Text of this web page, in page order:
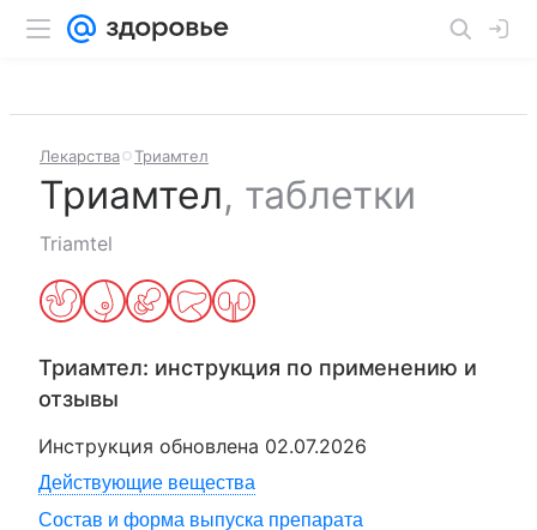
Лекарства Триамтел
Триамтел, таблетки
Triamtel
Триамтел: инструкция по применению и
отзывы
Инструкция обновлена 02.07.2026
Действующие вещества
Состав и форма выпуска препарата